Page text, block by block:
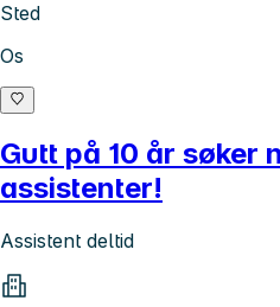
Sted
Os
Gutt på 10 år søker
assistenter!
Assistent deltid